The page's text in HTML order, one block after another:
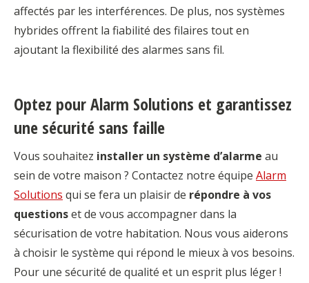
affectés par les interférences. De plus, nos systèmes
hybrides offrent la fiabilité des filaires tout en
ajoutant la flexibilité des alarmes sans fil.
Optez pour Alarm Solutions et garantissez
une sécurité sans faille
Vous souhaitez installer un système d’alarme au
sein de votre maison ? Contactez notre équipe Alarm
Solutions qui se fera un plaisir de répondre à vos
questionset de vous accompagner dans la
sécurisation de votre habitation. Nous vous aiderons
à choisir le système qui répond le mieux à vos besoins.
Pour une sécurité de qualité et un esprit plus léger !